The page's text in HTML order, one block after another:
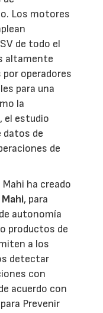
Los motores
de todo el
altamente
operadores
para una
la
el estudio
datos de
de
ha creado
Mahi, para
autonomía
productos de
a los
detectar
con
acuerdo con
Prevenir